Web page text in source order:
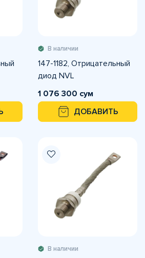
В наличии
147-1182, Отрицательный
диод NVL
1 076 300 сум
ДОБАВИТЬ
В наличии